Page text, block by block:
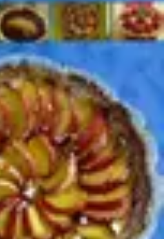
de l'accompagnement
Choix et
des Services